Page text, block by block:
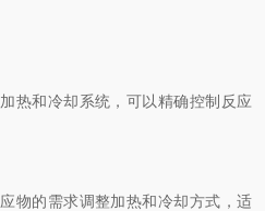
和冷却系统，可以精确控制反应
的需求调整加热和冷却方式，适